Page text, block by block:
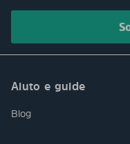
Aiuto e guide
Blog